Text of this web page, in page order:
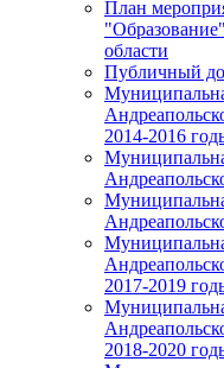
План
области
Публичный
2014-2016
2017-2019
2018-2020